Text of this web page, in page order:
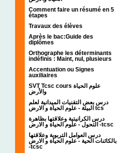
Comment faire un résumé en 5
étapes
Travaux des élèves
Après le bac:Guide des
diplômes
Orthographe les déterminants
indéfinis : Maint, nul, plusieurs
Accentuation ou Signes
auxiliaires
SVT Tcsc cours علوم الحياة
والأرض
درس بعض التقنيات الميدانية لعلم
البيئة - علوم الحياة و الارض tcs
درس الكرانيتية وعلاقتها بظاهرة
التحول - علوم الحياة و الارض -tcsc
درس العوامل التربوية وعلاقتها
بالكائنات الحية - علوم الحياة و الارض
-tcsc